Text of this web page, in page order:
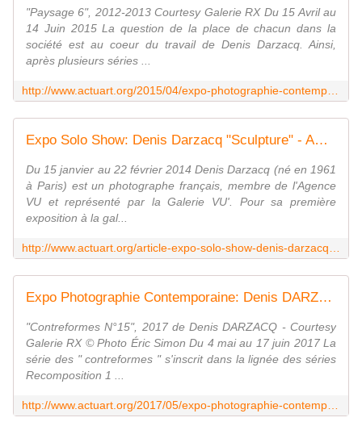
"Paysage 6", 2012-2013 Courtesy Galerie RX Du 15 Avril au
14 Juin 2015 La question de la place de chacun dans la
société est au coeur du travail de Denis Darzacq. Ainsi,
après plusieurs séries ...
Expo Solo Show: Denis Darzacq "Sculpture" - ACTUART by Eric SIMON
Du 15 janvier au 22 février 2014 Denis Darzacq (né en 1961
à Paris) est un photographe français, membre de l'Agence
VU et représenté par la Galerie VU'. Pour sa première
exposition à la gal...
Expo Photographie Contemporaine: Denis DARZACQ "Contreformes" - ACTUART by Eric SIMON
"Contreformes N°15", 2017 de Denis DARZACQ - Courtesy
Galerie RX © Photo Éric Simon Du 4 mai au 17 juin 2017 La
série des " contreformes " s'inscrit dans la lignée des séries
Recomposition 1 ...